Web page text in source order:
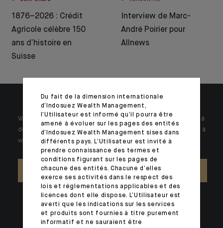
1876–2026 : Crédit
Agricole célèbre 150
ans d’histoire en
Suisse
Interview de Marc-
André Poirier pour
Allnews
Votre patrimoine est unique et requiert des réponses spécifiques à
des problématiques singulières. Jour après jour, nos experts sont à
votre écoute.
NOUS CONTACTER
Du fait de la dimension internationale
d’Indosuez Wealth Management,
l’Utilisateur est informé qu’il pourra être
amené à évoluer sur les pages des entités
d’Indosuez Wealth Management sises dans
différents pays. L’Utilisateur est invité à
prendre connaissance des termes et
conditions figurant sur les pages de
chacune des entités. Chacune d’elles
exerce ses activités dans le respect des
lois et réglementations applicables et des
licences dont elle dispose. L’Utilisateur est
averti que les indications sur les services
et produits sont fournies à titre purement
informatif et ne sauraient être